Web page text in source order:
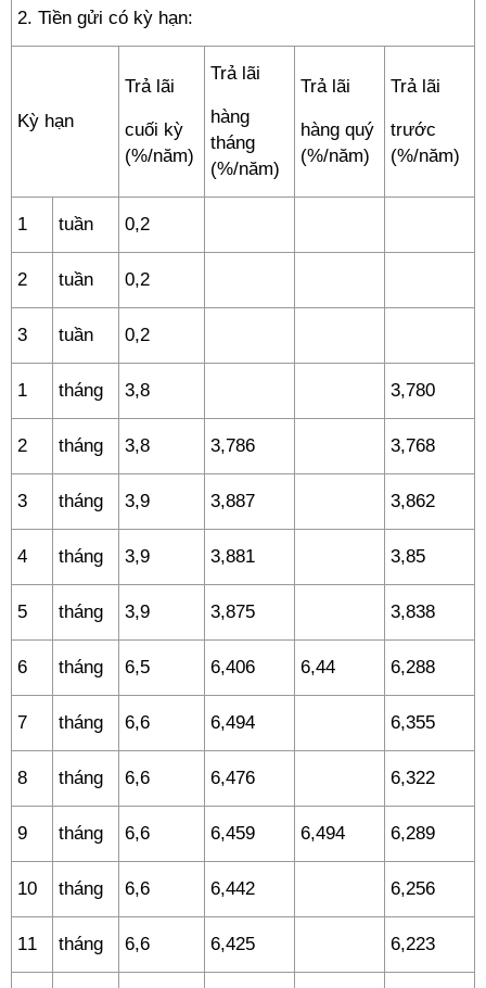
2. Tiền gửi có kỳ hạn:
Kỳ hạn
Trả lãi
cuối kỳ
(%/năm)
Trả lãi
hàng
tháng
(%/năm)
Trả lãi
hàng quý
(%/năm)
Trả lãi
trước
(%/năm)
1 tuần 0,2
2 tuần 0,2
3 tuần 0,2
1 tháng 3,8 3,780
2 tháng 3,8 3,786 3,768
3 tháng 3,9 3,887 3,862
4 tháng 3,9 3,881 3,85
5 tháng 3,9 3,875 3,838
6 tháng 6,5 6,406 6,44 6,288
7 tháng 6,6 6,494 6,355
8 tháng 6,6 6,476 6,322
9 tháng 6,6 6,459 6,494 6,289
10 tháng 6,6 6,442 6,256
11 tháng 6,6 6,425 6,223